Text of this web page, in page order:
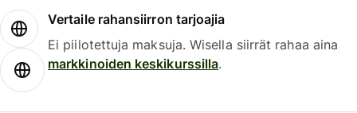
Vertaile rahansiirron tarjoajia
Ei piilotettuja maksuja. Wisella siirrät rahaa aina
markkinoiden keskikurssilla.